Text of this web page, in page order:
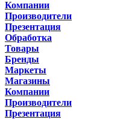
Компании
Производители
Презентация
Обработка
Товары
Бренды
Маркеты
Магазины
Компании
Производители
Презентация